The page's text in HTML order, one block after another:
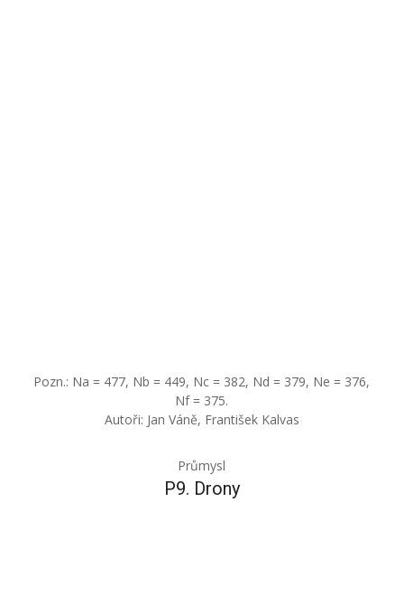
Pozn.: Na = 477, Nb = 449, Nc = 382, Nd = 379, Ne = 376,
Nf = 375.
Autoři: Jan Váně, František Kalvas
Průmysl
P9. Drony